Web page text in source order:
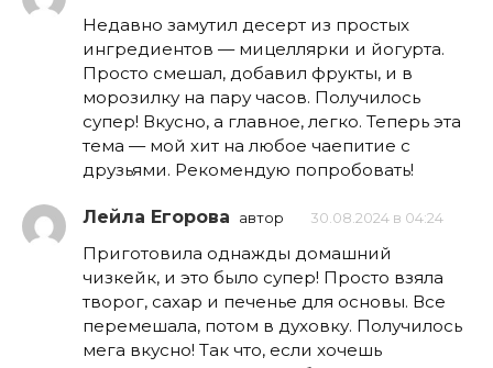
Недавно замутил десерт из простых
ингредиентов — мицеллярки и йогурта.
Просто смешал, добавил фрукты, и в
морозилку на пару часов. Получилось
супер! Вкусно, а главное, легко. Теперь эта
тема — мой хит на любое чаепитие с
друзьями. Рекомендую попробовать!
Лейла Егорова автор 30.08.2024 в 04:24
Приготовила однажды домашний
чизкейк, и это было супер! Просто взяла
творог, сахар и печенье для основы. Все
перемешала, потом в духовку. Получилось
мега вкусно! Так что, если хочешь